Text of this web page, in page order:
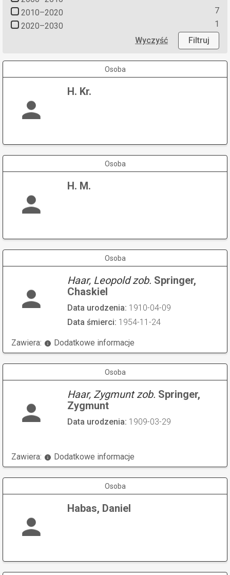
2010–2020
7
2020–2030
1
Wyczyść
Filtruj
Osoba
H. Kr.
Osoba
H. M.
Osoba
Haar, Leopold zob. Springer,
Chaskiel
Data urodzenia: 1910-04-09
Data śmierci: 1954-11-24
Zawiera: Dodatkowe informacje
Osoba
Haar, Zygmunt zob. Springer,
Zygmunt
Data urodzenia: 1909-03-29
Zawiera: Dodatkowe informacje
Osoba
Habas, Daniel